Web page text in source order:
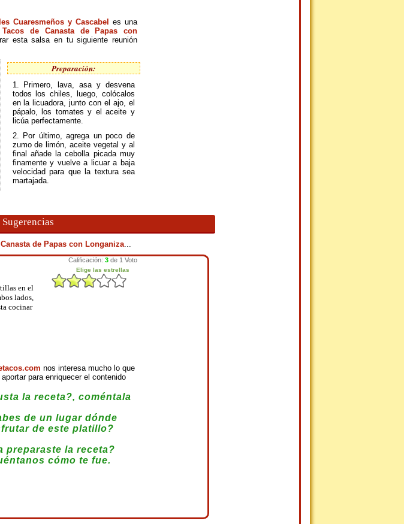
Cuaresmeños y Cascabel
es una
Tacos de Canasta de Papas con
esta salsa en tu siguiente reunión
Preparación:
1. Primero, lava, asa y desvena
todos los chiles, luego, colócalos
en la licuadora, junto con el ajo, el
pápalo, los tomates y el aceite y
licúa perfectamente.
2. Por último, agrega un poco de
zumo de limón, aceite vegetal y al
final añade la cebolla picada muy
finamente y vuelve a licuar a baja
velocidad para que la textura sea
martajada.
de Papas con Longaniza...
en el
lados,
cocinar
nos interesa mucho lo que
para enriquecer el contenido
la receta?, coméntala
de un lugar dónde
de este platillo?
preparaste la receta?
cómo te fue.